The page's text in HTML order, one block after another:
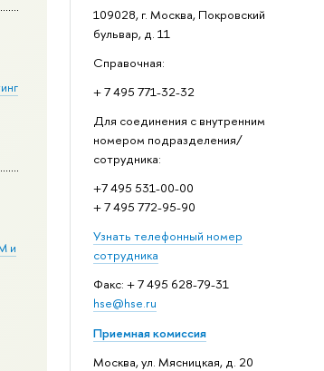
109028, г. Москва, Покровский
бульвар, д. 11
Справочная:
+ 7 495 771-32-32
Для соединения с внутренним
номером подразделения/
сотрудника:
+7 495 531-00-00
+ 7 495 772-95-90
Узнать телефонный номер
сотрудника
Факс: + 7 495 628-79-31
hse@hse.ru
Приемная комиссия
Москва, ул. Мясницкая, д. 20
и